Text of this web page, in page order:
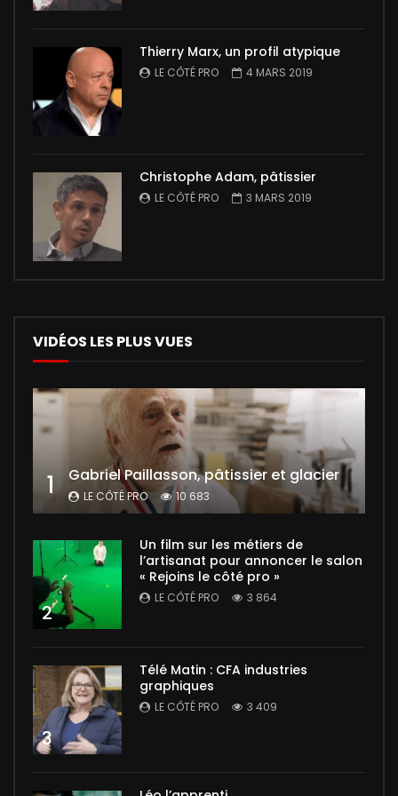
Thierry Marx, un profil atypique
LE CÔTÉ PRO 4 MARS 2019
Christophe Adam, pâtissier
LE CÔTÉ PRO 3 MARS 2019
VIDÉOS LES PLUS VUES
1 Gabriel Paillasson, pâtissier et glacier
LE CÔTÉ PRO 10 683
2
Un film sur les métiers de
l’artisanat pour annoncer le salon
« Rejoins le côté pro »
LE CÔTÉ PRO 3 864
3
Télé Matin : CFA industries
graphiques
LE CÔTÉ PRO 3 409